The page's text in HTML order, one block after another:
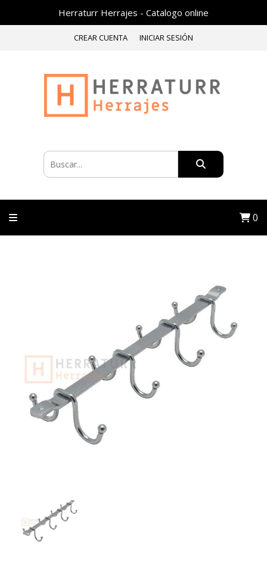
Herraturr Herrajes - Catalogo online
CREAR CUENTA INICIAR SESIÓN
0